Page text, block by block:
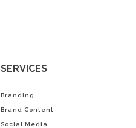
SERVICES
Branding
Brand Content
Social Media